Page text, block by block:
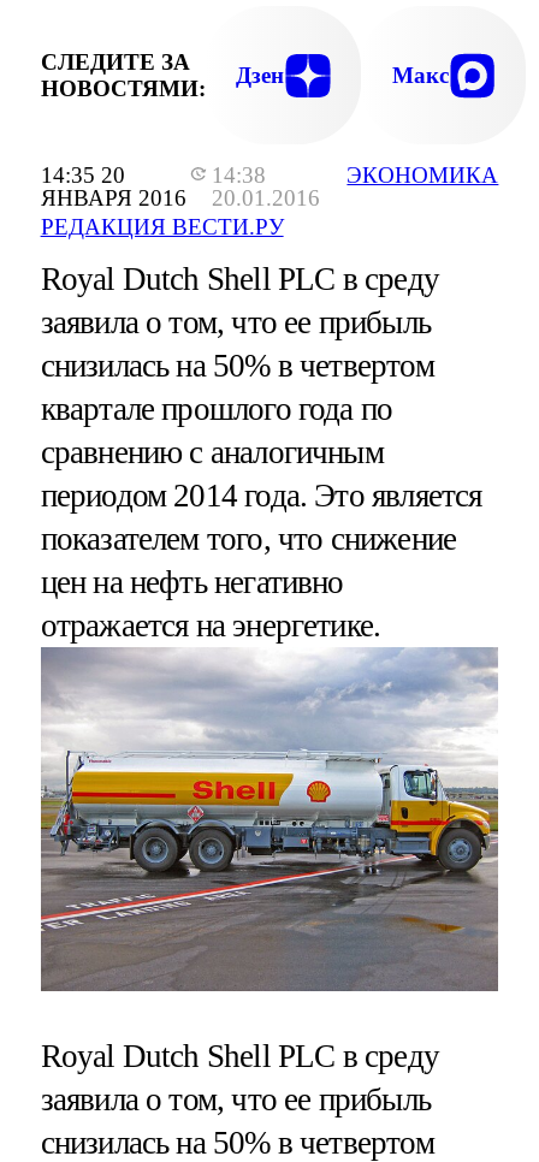
14:35 20
ЯНВАРЯ 2016
14:38
20.01.2016
РЕДАКЦИЯ ВЕСТИ.РУ
ЭКОНОМИКА
СЛЕДИТЕ ЗА
НОВОСТЯМИ:
Дзен Макс
Royal Dutch Shell PLC в среду
заявила о том, что ее прибыль
снизилась на 50% в четвертом
квартале прошлого года по
сравнению с аналогичным
периодом 2014 года. Это является
показателем того, что снижение
цен на нефть негативно
отражается на энергетике.
Royal Dutch Shell PLC в среду
заявила о том, что ее прибыль
снизилась на 50% в четвертом